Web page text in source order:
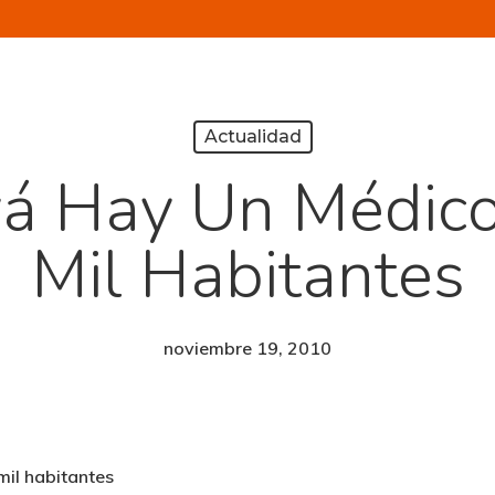
Actualidad
Hay Un
Mil Habitantes
noviembre 19, 2010